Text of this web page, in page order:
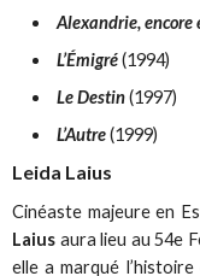
Alexandrie, encore
L’Émigré(1994)
Le Destin(1997)
L’Autre(1999)
Leida Laius
Cinéaste majeure en
Laius aura lieu au 54e
elle a marqué